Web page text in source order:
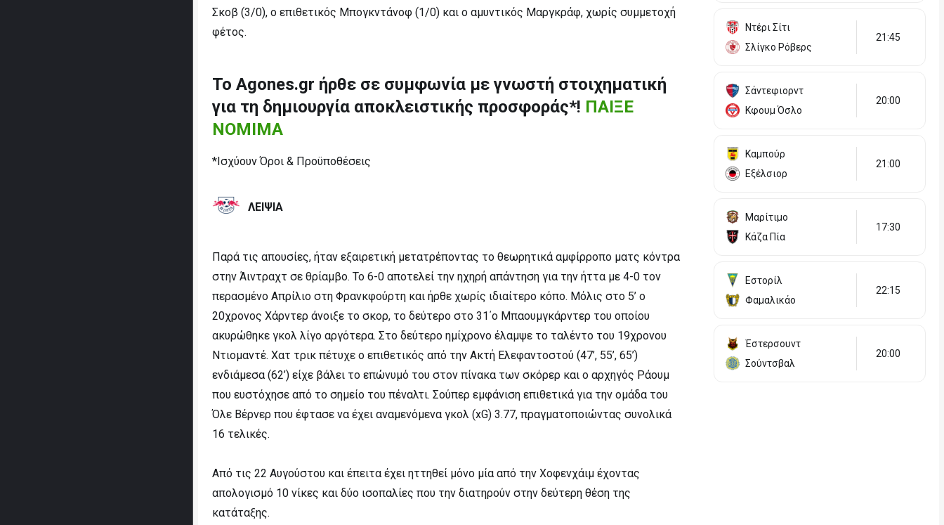
Σκοβ (3/0), ο επιθετικός Μπογκντάνοφ (1/0) και ο αμυντικός Μαργκράφ, χωρίς συμμετοχή
φέτος.
To Agones.gr ήρθε σε συμφωνία με γνωστή στοιχηματική
για τη δημιουργία αποκλειστικής προσφοράς*! ΠΑΙΞΕ
ΝΟΜΙΜΑ
*Ισχύουν Όροι & Προϋποθέσεις
ΛΕΙΨΙΑ
Παρά τις απουσίες, ήταν εξαιρετική μετατρέποντας το θεωρητικά αμφίρροπο ματς κόντρα
στην Άιντραχτ σε θρίαμβο. Το 6-0 αποτελεί την ηχηρή απάντηση για την ήττα με 4-0 τον
περασμένο Απρίλιο στη Φρανκφούρτη και ήρθε χωρίς ιδιαίτερο κόπο. Μόλις στο 5’ ο
20χρονος Χάρντερ άνοιξε το σκορ, το δεύτερο στο 31΄ο Μπαουμγκάρντερ του οποίου
ακυρώθηκε γκολ λίγο αργότερα. Στο δεύτερο ημίχρονο έλαμψε το ταλέντο του 19χρονου
Ντιομαντέ. Χατ τρικ πέτυχε ο επιθετικός από την Ακτή Ελεφαντοστού (47’, 55’, 65’)
ενδιάμεσα (62’) είχε βάλει το επώνυμό του στον πίνακα των σκόρερ και ο αρχηγός Ράουμ
που ευστόχησε από το σημείο του πέναλτι. Σούπερ εμφάνιση επιθετικά για την ομάδα του
Όλε Βέρνερ που έφτασε να έχει αναμενόμενα γκολ (xG) 3.77, πραγματοποιώντας συνολικά
16 τελικές.
Από τις 22 Αυγούστου και έπειτα έχει ηττηθεί μόνο μία από την Χοφενχάιμ έχοντας
απολογισμό 10 νίκες και δύο ισοπαλίες που την διατηρούν στην δεύτερη θέση της
κατάταξης.
Ντέρι Σίτι
Σλίγκο Ρόβερς
21:45
Σάντεφιορντ
Κφουμ Όσλο
20:00
Καμπούρ
Εξέλσιορ
21:00
Μαρίτιμο
Κάζα Πία
17:30
Εστορίλ
Φαμαλικάο
22:15
Έστερσουντ
Σούντσβαλ
20:00